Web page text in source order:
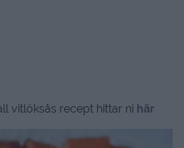
vitlöksås recept hittar ni här